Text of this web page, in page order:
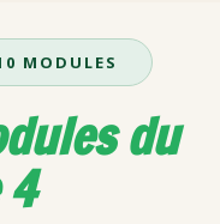
MODULES
du